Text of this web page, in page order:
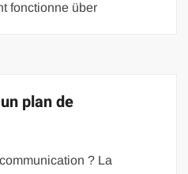
fonctionne über
plan de
? La